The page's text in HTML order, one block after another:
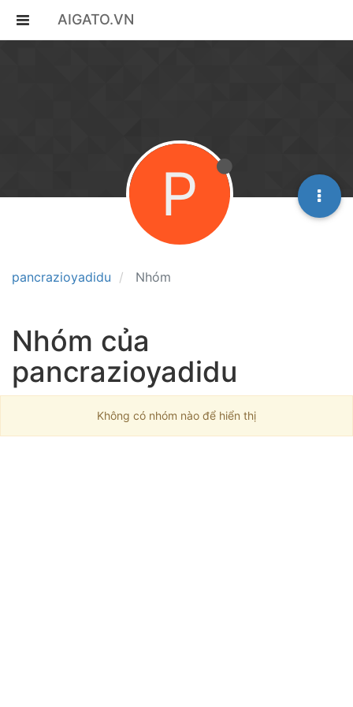
AIGATO.VN
pancrazioyadidu Nhóm
P
Nhóm của
pancrazioyadidu
Không có nhóm nào để hiển thị